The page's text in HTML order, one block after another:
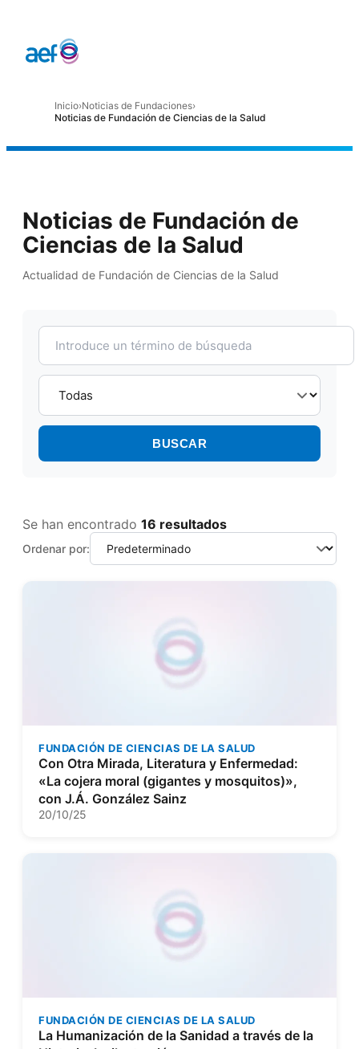
Inicio›Noticias de Fundaciones›
Noticias de Fundación de Ciencias de la Salud
Noticias de Fundación de
Ciencias de la Salud
Actualidad de Fundación de Ciencias de la Salud
BUSCAR
Se han encontrado 16 resultados
Ordenar por:
FUNDACIÓN DE CIENCIAS DE LA SALUD
Con Otra Mirada, Literatura y Enfermedad:
«La cojera moral (gigantes y mosquitos)»,
con J.Á. González Sainz
20/10/25
FUNDACIÓN DE CIENCIAS DE LA SALUD
La Humanización de la Sanidad a través de la